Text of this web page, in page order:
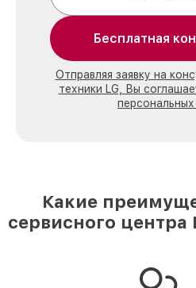
Бесплатная
Отправляя заявку на
техники LG, Вы
Какие
сервисного центра